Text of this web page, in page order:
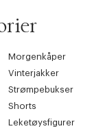
Morgenkåper
Vinterjakker
Strømpebukser
Shorts
Leketøysfigurer